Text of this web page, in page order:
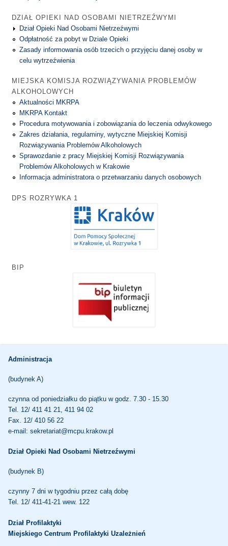
DZIAŁ OPIEKI NAD OSOBAMI NIETRZEŹWYMI
Dział Opieki Nad Osobami Nietrzeźwymi
Odpłatność za pobyt w Dziale Opieki
Zasady informowania osób trzecich o przyjęciu danej osoby w
celu wytrzeźwienia
MIEJSKA KOMISJA ROZWIĄZYWANIA PROBLEMÓW
ALKOHOLOWYCH
Aktualności MKRPA
MKRPA Kontakt
Procedura motywowania i zobowiązania do leczenia odwykowego
Zakres działania, regulaminy, wytyczne Miejskiej Komisji
Rozwiązywania Problemów Alkoholowych
Sprawozdanie z pracy Miejskiej Komisji Rozwiązywania
Problemów Alkoholowych w Krakowie
Informacja administratora o przetwarzaniu danych osobowych
DPS ROZRYWKA 1
BIP
Administracja
(budynek A)
czynna od poniedziałku do piątku w godz. 7.30 - 15.30
Tel. 12/ 411 41 21, 411 94 02
Fax. 12/ 410 56 22
e-mail: sekretariat@mcpu.krakow.pl
Dział Opieki Nad Osobami Nietrzeźwymi
(budynek B)
czynny 7 dni w tygodniu przez całą dobę
Tel. 12/ 411-41-21 wew. 122
Dział Profilaktyki
Miejskiego Centrum Profilaktyki Uzależnień